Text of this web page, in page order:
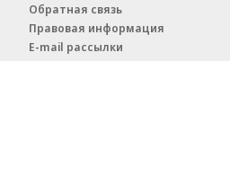
Обратная связь
Правовая информация
E-mail рассылки